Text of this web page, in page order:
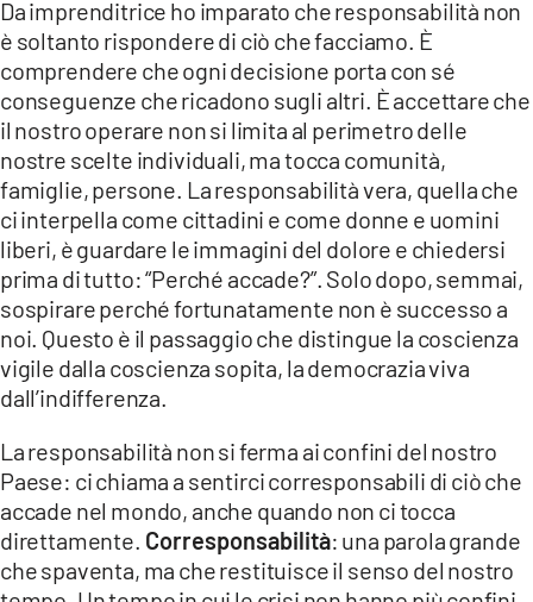
Da imprenditrice ho imparato che responsabilità non
è soltanto rispondere di ciò che facciamo. È
comprendere che ogni decisione porta con sé
conseguenze che ricadono sugli altri. È accettare che
il nostro operare non si limita al perimetro delle
nostre scelte individuali, ma tocca comunità,
famiglie, persone. La responsabilità vera, quella che
ci interpella come cittadini e come donne e uomini
liberi, è guardare le immagini del dolore e chiedersi
prima di tutto: “Perché accade?”. Solo dopo, semmai,
sospirare perché fortunatamente non è successo a
noi. Questo è il passaggio che distingue la coscienza
vigile dalla coscienza sopita, la democrazia viva
dall’indifferenza.
La responsabilità non si ferma ai confini del nostro
Paese: ci chiama a sentirci corresponsabili di ciò che
accade nel mondo, anche quando non ci tocca
direttamente. Corresponsabilità: una parola grande
che spaventa, ma che restituisce il senso del nostro